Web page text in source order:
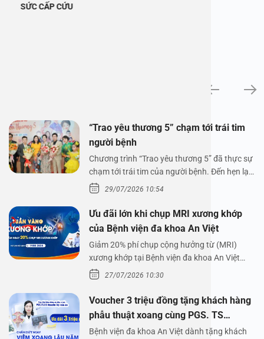
SỨC CẤP CỨU
“Trao yêu thương 5” chạm tới trái tim
người bệnh
Chương trình “Trao yêu thương 5” đã thực sự
chạm tới trái tim của người bệnh. Đến hẹn lại
lên,…29/07/2026 10:54
Ưu đãi lớn khi chụp MRI xương khớp
của Bệnh viện đa khoa An Việt
Giảm 20% phí chụp cộng hưởng từ (MRI)
xương khớp tại Bệnh viện đa khoa An Việt
Bệnh viện đa…
27/07/2026 10:30
Voucher 3 triệu đồng tặng khách hàng
phẫu thuật xoang cùng PGS. TS
Nguyễn Thị Hoài An
Bệnh viện đa khoa An Việt dành tặng khách